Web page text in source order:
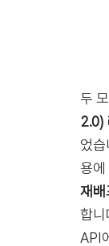
두
2.0)
었
용에
재배
합니
API